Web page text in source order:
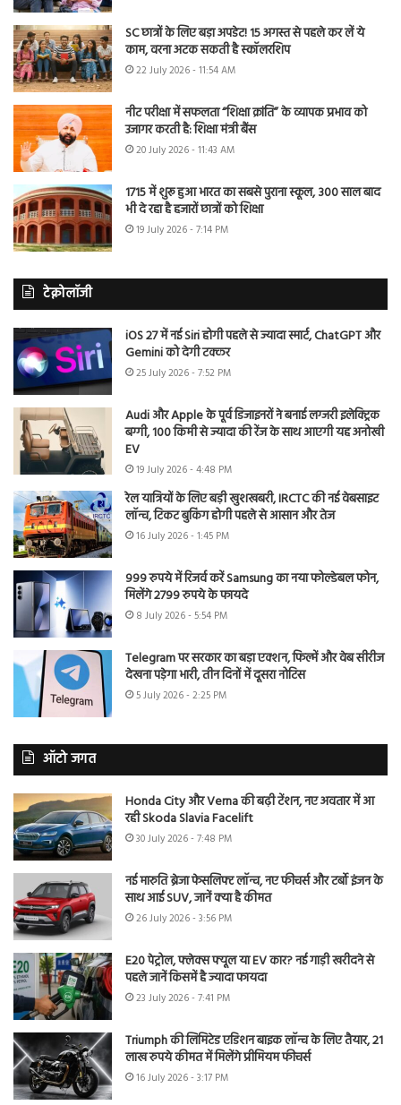
SC छात्रों के लिए बड़ा अपडेट! 15 अगस्त से पहले कर लें ये
काम, वरना अटक सकती है स्कॉलरशिप
22 July 2026 - 11:54 AM
नीट परीक्षा में सफलता “शिक्षा क्रांति” के व्यापक प्रभाव को
उजागर करती है: शिक्षा मंत्री बैंस
20 July 2026 - 11:43 AM
1715 में शुरू हुआ भारत का सबसे पुराना स्कूल, 300 साल बाद
भी दे रहा है हजारों छात्रों को शिक्षा
19 July 2026 - 7:14 PM
टेक्नोलॉजी
iOS 27 में नई Siri होगी पहले से ज्यादा स्मार्ट, ChatGPT और
Gemini को देगी टक्कर
25 July 2026 - 7:52 PM
Audi और Apple के पूर्व डिजाइनरों ने बनाई लग्जरी इलेक्ट्रिक
बग्गी, 100 किमी से ज्यादा की रेंज के साथ आएगी यह अनोखी
EV
19 July 2026 - 4:48 PM
रेल यात्रियों के लिए बड़ी खुशखबरी, IRCTC की नई वेबसाइट
लॉन्च, टिकट बुकिंग होगी पहले से आसान और तेज
16 July 2026 - 1:45 PM
999 रुपये में रिजर्व करें Samsung का नया फोल्डेबल फोन,
मिलेंगे 2799 रुपये के फायदे
8 July 2026 - 5:54 PM
Telegram पर सरकार का बड़ा एक्शन, फिल्में और वेब सीरीज
देखना पड़ेगा भारी, तीन दिनों में दूसरा नोटिस
5 July 2026 - 2:25 PM
ऑटो जगत
Honda City और Verna की बढ़ी टेंशन, नए अवतार में आ
रही Skoda Slavia Facelift
30 July 2026 - 7:48 PM
नई मारुति ब्रेजा फेसलिफ्ट लॉन्च, नए फीचर्स और टर्बो इंजन के
साथ आई SUV, जानें क्या है कीमत
26 July 2026 - 3:56 PM
E20 पेट्रोल, फ्लेक्स फ्यूल या EV कार? नई गाड़ी खरीदने से
पहले जानें किसमें है ज्यादा फायदा
23 July 2026 - 7:41 PM
Triumph की लिमिटेड एडिशन बाइक लॉन्च के लिए तैयार, 21
लाख रुपये कीमत में मिलेंगे प्रीमियम फीचर्स
16 July 2026 - 3:17 PM